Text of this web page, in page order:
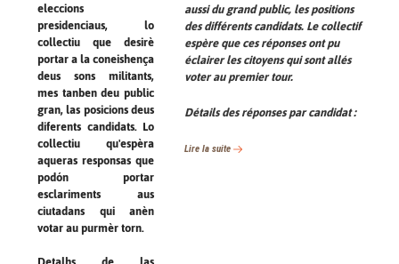
eleccions
presidenciaus, lo
collectiu que desirè
portar a la coneishença
deus sons militants,
mes tanben deu public
gran, las posicions deus
diferents candidats. Lo
collectiu qu'espèra
aqueras responsas que
podón portar
esclariments aus
ciutadans qui anèn
votar au purmèr torn.
aussi du grand public, les positions
des différents candidats. Le collectif
espère que ces réponses ont pu
éclairer les citoyens qui sont allés
voter au premier tour.
Détails des réponses par candidat :
Lire la suite